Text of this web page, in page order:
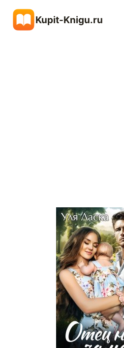
содержимому
Kupit-Knigu.ru